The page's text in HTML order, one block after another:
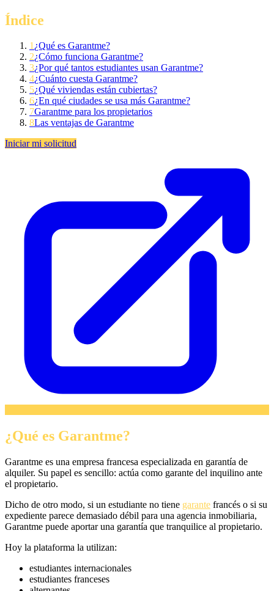
Índice
1¿Qué es Garantme?
2¿Cómo funciona Garantme?
3¿Por qué tantos estudiantes usan Garantme?
4¿Cuánto cuesta Garantme?
5¿Qué viviendas están cubiertas?
6¿En qué ciudades se usa más Garantme?
7Garantme para los propietarios
8Las ventajas de Garantme
Iniciar mi solicitud
¿Qué es Garantme?
Garantme es una empresa francesa especializada en garantía de
alquiler. Su papel es sencillo: actúa como garante del inquilino ante
el propietario.
Dicho de otro modo, si un estudiante no tiene garante francés o si su
expediente parece demasiado débil para una agencia inmobiliaria,
Garantme puede aportar una garantía que tranquilice al propietario.
Hoy la plataforma la utilizan:
estudiantes internacionales
estudiantes franceses